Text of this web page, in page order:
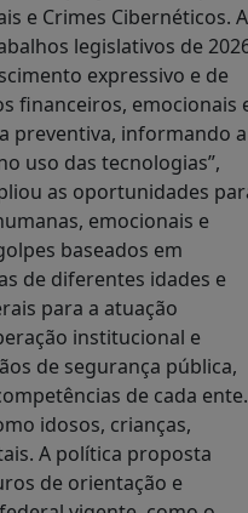
e Crimes Cibernéticos. A
legislativos de
expressivo e de
financeiros, emocionais
preventiva, informando a
uso das tecnologias”,
as oportunidades
emocionais e
baseados em
de diferentes idades e
para a atuação
institucional e
de segurança pública,
de cada ente.
idosos, crianças,
A política proposta
de orientação e